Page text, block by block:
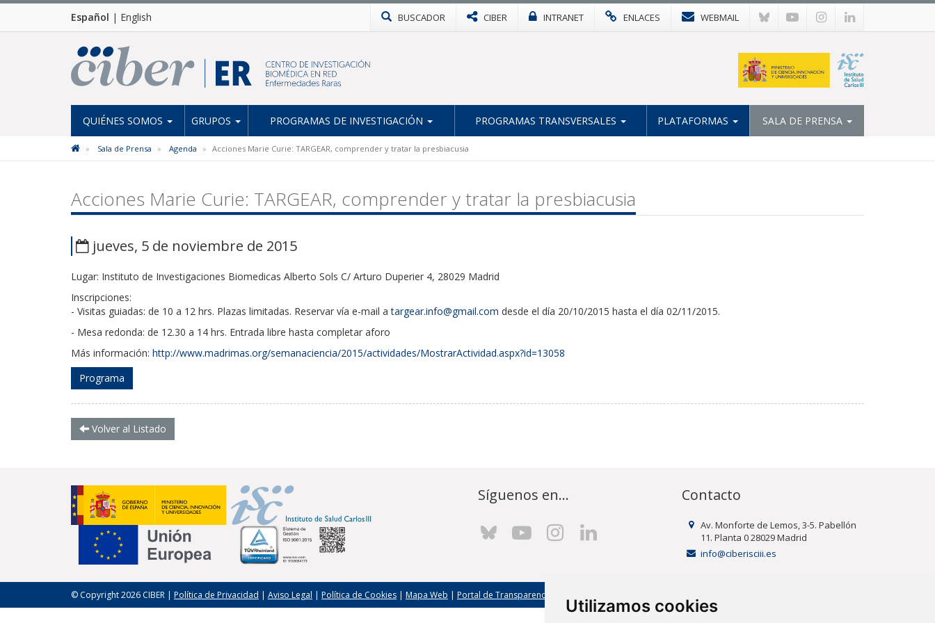
Utilizamos cookies
Español | English BUSCADOR CIBER INTRANET ENLACES WEBMAIL
QUIÉNES SOMOS GRUPOS PROGRAMAS DE INVESTIGACIÓN PROGRAMAS TRANSVERSALES PLATAFORMAS SALA DE PRENSA
Sala de Prensa Agenda Acciones Marie Curie: TARGEAR, comprender y tratar la presbiacusia
Acciones Marie Curie: TARGEAR, comprender y tratar la presbiacusia
jueves, 5 de noviembre de 2015
Lugar: Instituto de Investigaciones Biomedicas Alberto Sols C/ Arturo Duperier 4, 28029 Madrid
Inscripciones:
- Visitas guiadas: de 10 a 12 hrs. Plazas limitadas. Reservar vía e-mail atargear.info@gmail.com desde el día 20/10/2015 hasta el día 02/11/2015.
- Mesa redonda: de 12.30 a 14 hrs. Entrada libre hasta completar aforo
Más información: http://www.madrimas.org/semanaciencia/2015/actividades/MostrarActividad.aspx?id=13058
Programa
Volver al Listado
Síguenos en... Contacto
Av. Monforte de Lemos, 3-5. Pabellón
11. Planta 0 28029 Madrid
info@ciberisciii.es
© Copyright 2026 CIBER | Política de Privacidad | Aviso Legal | Política de Cookies | Mapa Web | Portal de Transparencia